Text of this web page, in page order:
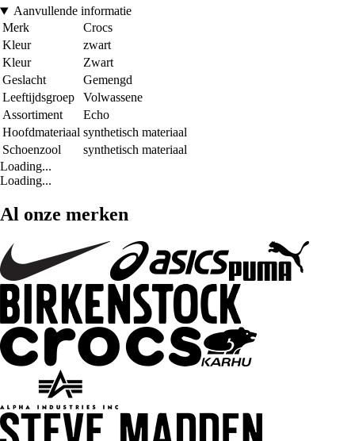
Aanvullende informatie
Merk
Crocs
Kleur
zwart
Kleur
Zwart
Geslacht
Gemengd
Leeftijdsgroep
Volwassene
Assortiment
Echo
Hoofdmateriaal synthetisch materiaal
Schoenzool
synthetisch materiaal
Loading...
Loading...
Al onze merken